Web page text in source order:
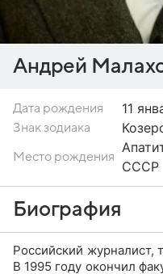
Андрей
Дата рождения 11
Знак зодиака
Место рождения
СССР
Биография
Российский
В 1995 году окончил